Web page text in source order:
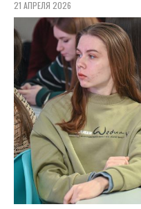
21 АПРЕЛЯ 2026